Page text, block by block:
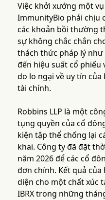
Việc khởi xướng một
ImmunityBio phải chịu
các khoản bồi thường
sự không chắc chắn
thách thức pháp lý
đến hiệu suất cổ phiếu
do lo ngại về uy tín
tài chính.
Robbins LLP là một
tụng quyền của cổ
kiện tập thể chống lại
khai. Công ty đã đặt
năm 2026 để các cổ
đơn chính. Kết quả
diện cho một chất xúc
IBRX trong những